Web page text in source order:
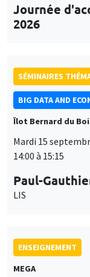
Journée
2026
SÉMINAIRES
BIG DATA AND
Îlot Bernard du
Mardi 15
14:00 à 15:15
Paul-
LIS
ENSEIGNEMENT
MEGA